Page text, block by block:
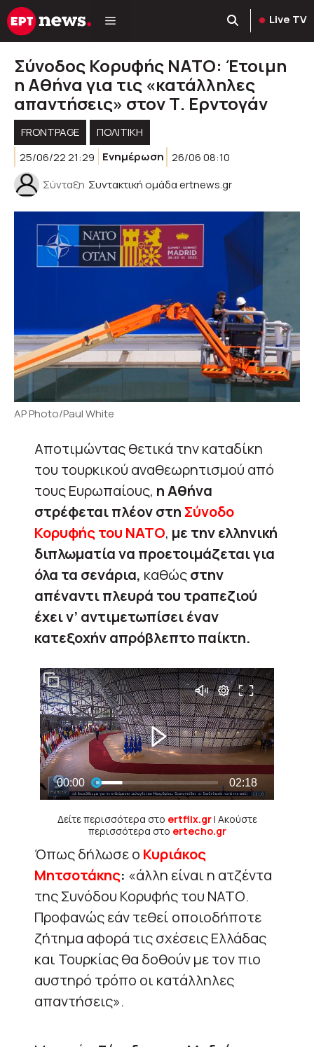
Μετάβαση
σε
Live TV
Σύνοδος Κορυφής ΝΑΤΟ: Έτοιμη
η Αθήνα για τις «κατάλληλες
απαντήσεις» στον Τ. Ερντογάν
FRONTPAGE
ΠΟΛΙΤΙΚΉ
25/06/22 21:29
Ενημέρωση 26/06 08:10
Σύνταξη Συντακτική ομάδα ertnews.gr
AP Photo/Paul White
Αποτιμώντας θετικά την καταδίκη
του τουρκικού αναθεωρητισμού από
τους Ευρωπαίους, η Αθήνα
στρέφεται πλέον στη Σύνοδο
Κορυφής του ΝΑΤΟ, με την ελληνική
διπλωματία να προετοιμάζεται για
όλα τα σενάρια, καθώςστην
απέναντι πλευρά του τραπεζιού
έχει ν’ αντιμετωπίσει έναν
κατεξοχήν απρόβλεπτο παίκτη.
Δείτε περισσότερα στο ertflix.gr| Ακούστε
περισσότερα στο ertecho.gr
Όπως δήλωσε ο Κυριάκος
Μητσοτάκης: «άλλη είναι η ατζέντα
της Συνόδου Κορυφής του ΝΑΤΟ.
Προφανώς εάν τεθεί οποιοδήποτε
ζήτημα αφορά τις σχέσεις Ελλάδας
και Τουρκίας θα δοθούν με τον πιο
αυστηρό τρόπο οι κατάλληλες
απαντήσεις».